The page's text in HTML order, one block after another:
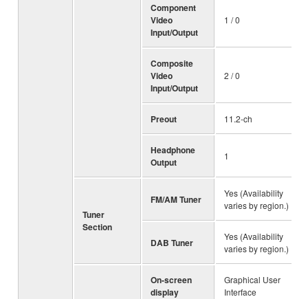
Component
Video
Input/Output
1 / 0
Composite
Video
Input/Output
2 / 0
Preout 11.2-ch
Headphone
Output
1
Tuner
Section
FM/AM Tuner
Yes (Availability
varies by region.)
DAB Tuner
Yes (Availability
varies by region.)
On-screen
display
Graphical User
Interface